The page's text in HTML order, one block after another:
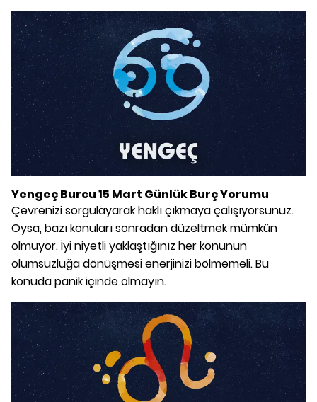
Yengeç Burcu 15 Mart Günlük Burç Yorumu
Çevrenizi sorgulayarak haklı çıkmaya çalışıyorsunuz.
Oysa, bazı konuları sonradan düzeltmek mümkün
olmuyor. İyi niyetli yaklaştığınız her konunun
olumsuzluğa dönüşmesi enerjinizi bölmemeli. Bu
konuda panik içinde olmayın.